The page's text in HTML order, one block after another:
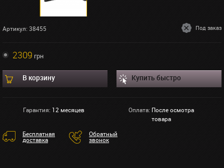
Артикул: 38455 Под заказ
2309 грн
В корзину Купить быстро
Гарантия: 12 месяцев Оплата: После осмотра
товара
Бесплатная
доставка
Обратный
звонок